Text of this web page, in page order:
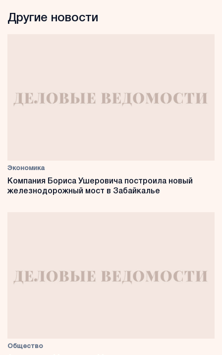
Другие новости
Экономика
Компания Бориса Ушеровича построила новый
железнодорожный мост в Забайкалье
Общество